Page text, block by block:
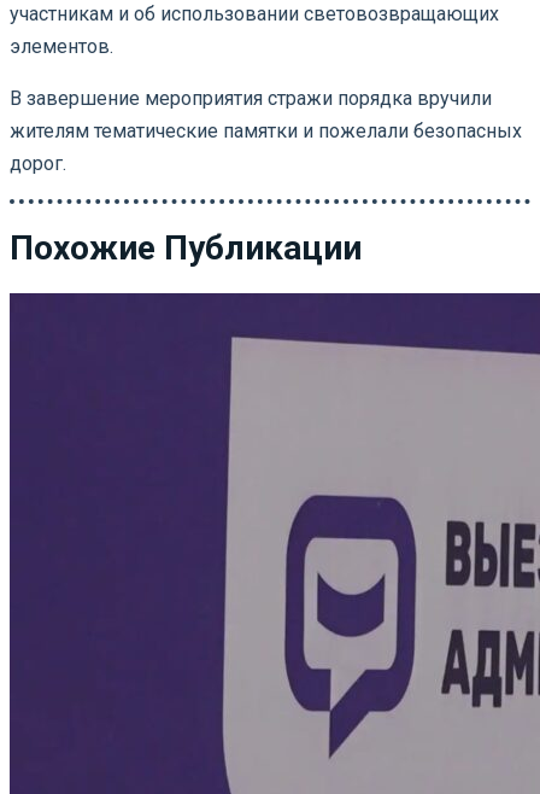
участникам и об использовании световозвращающих
элементов.
В завершение мероприятия стражи порядка вручили
жителям тематические памятки и пожелали безопасных
дорог.
Похожие Публикации